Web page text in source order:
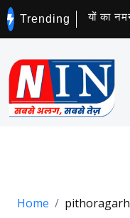
Trending
पर हुआ सेनानियों का नमन
Home pithoragarh